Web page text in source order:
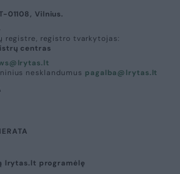
01108, Vilnius.
registre, registro tvarkytojas:
centras
nesklandumus pagalba@lrytas.lt
lrytas.lt programėlę